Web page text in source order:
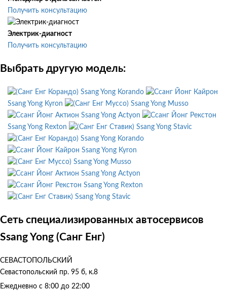
Получить консультацию
Электрик-диагност
Получить консультацию
Выбрать другую модель:
Ssang Yong Korando
Ssang Yong Kyron
Ssang Yong Musso
Ssang Yong Actyon
Ssang Yong Rexton
Ssang Yong Stavic
Ssang Yong Korando
Ssang Yong Kyron
Ssang Yong Musso
Ssang Yong Actyon
Ssang Yong Rexton
Ssang Yong Stavic
Сеть специализированных автосервисов
Ssang Yong (Санг Енг)
СЕВАСТОПОЛЬСКИЙ
Севастопольский пр. 95 б, к.8
Ежедневно с 8:00 до 22:00